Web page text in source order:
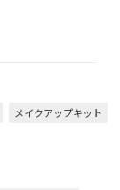
メイクアップキット